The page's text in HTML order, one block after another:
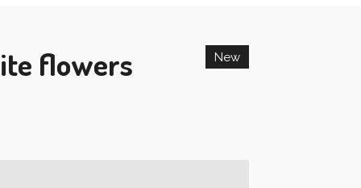
flowers New